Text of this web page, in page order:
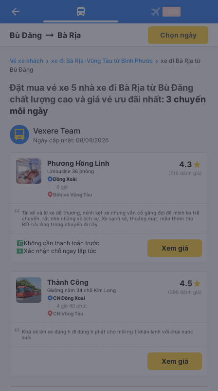
Tải app Vexere ngay!
Nhận ưu đãi thành viên độc
Mở app
Tải app Vexere
-30k/ghế khi đặt vé máy bay qua
Mở app
arrow_back
Bù Đăng Bà Rịa Chọn ngày
Vé xe khách xe đi Bà Rịa-Vũng Tàu từ Bình Phước
xe đi Bà Rịa từ
Bù Đăng
Đặt mua vé xe 5 nhà xe đi Bà Rịa từ Bù Đăng
chất lượng cao và giá vé ưu đãi nhất: 3 chuyến
mỗi ngày
Vexere Team
Ngày cập nhật: 08/08/2026
Phương Hồng Linh
Limousine 36 phòng
4.3
(715 đánh giá)
Đồng Xoài
6 giờ
Bến xe Vũng Tàu
Tài xế và lơ xe dễ thương, mình kẹt xe nhưng vẫn cố gắng đợi để mình ko trễ
chuyến, rất nhẹ nhàng và lịch sự. Xe sạch sẽ, thoáng mát, mền thơm tho.
Rất hài lòng trong chuyến đi này
Không cần thanh toán trước
Xác nhận chỗ ngay lập tức
Xem giá
Thành Công
Giường nằm 34 chỗ Kim Long
4.5
(399 đánh giá)
CN Đồng Xoài
4 giờ 40 phút
CN Vũng Tàu
Khá ok lên xe đúng h đi đúng h phát cho mỗi ng 1 khăn lạnh với chai nước
suôi
Xem giá